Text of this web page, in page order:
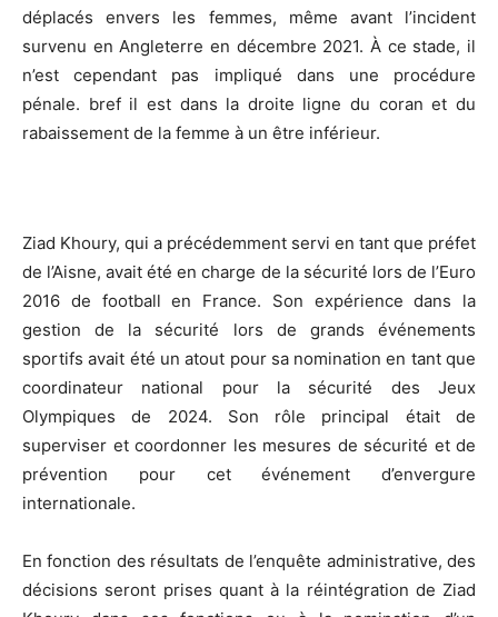
déplacés envers les femmes, même avant l’incident
survenu en Angleterre en décembre 2021. À ce stade, il
n’est cependant pas impliqué dans une procédure
pénale. bref il est dans la droite ligne du coran et du
rabaissement de la femme à un être inférieur.
Ziad Khoury, qui a précédemment servi en tant que préfet
de l’Aisne, avait été en charge de la sécurité lors de l’Euro
2016 de football en France. Son expérience dans la
gestion de la sécurité lors de grands événements
sportifs avait été un atout pour sa nomination en tant que
coordinateur national pour la sécurité des Jeux
Olympiques de 2024. Son rôle principal était de
superviser et coordonner les mesures de sécurité et de
prévention pour cet événement d’envergure
internationale.
En fonction des résultats de l’enquête administrative, des
décisions seront prises quant à la réintégration de Ziad